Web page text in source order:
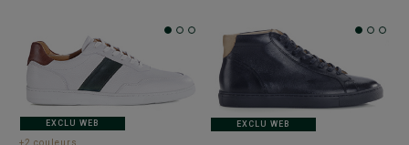
EXCLU WEB
+2 couleurs
EXCLU WEB